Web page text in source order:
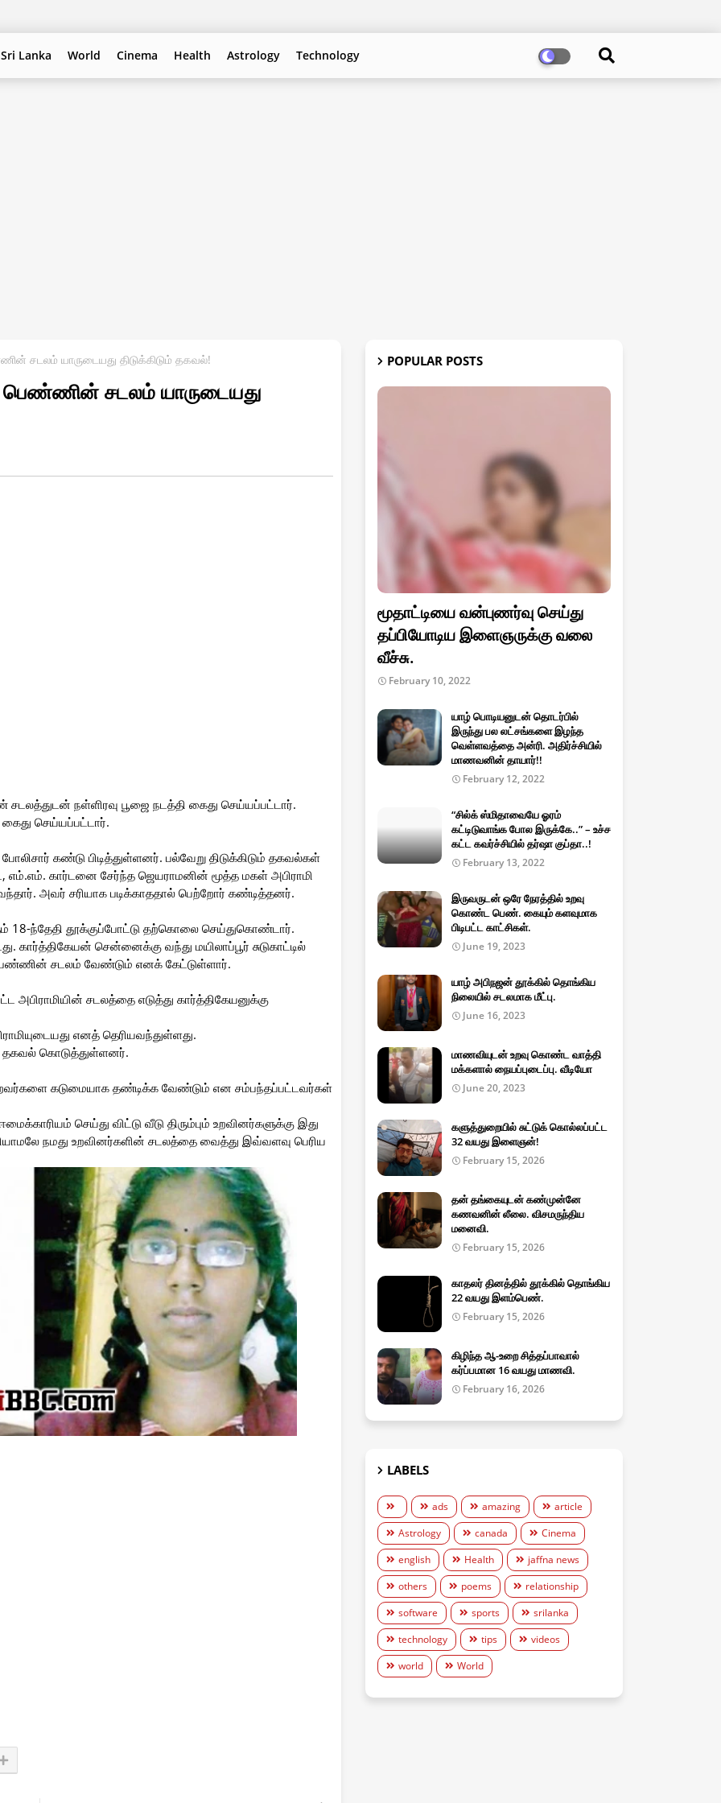
Sri Lanka World Cinema Health Astrology Technology
சடலம் யாருடையது திடுக்கிடும் தகவல்!
பெண்ணின் சடலம் யாருடையது
நள்ளிரவு பூஜை நடத்தி கைது செய்யப்பட்டார்.
செய்யப்பட்டார்.
கண்டு பிடித்துள்ளனர். பல்வேறு திடுக்கிடும் தகவல்கள்
கார்டனை சேர்ந்த ஜெயராமனின் மூத்த மகள் அபிராமி
அவர் சரியாக படிக்காததால் பெற்றோர் கண்டித்தனர்.
18-ந்தேதி தூக்குப்போட்டு தற்கொலை செய்துகொண்டார்.
கார்த்திகேயன் சென்னைக்கு வந்து மயிலாப்பூர் சுடுகாட்டில்
சடலம் வேண்டும் எனக் கேட்டுள்ளார்.
அபிராமியின் சடலத்தை எடுத்து கார்த்திகேயனுக்கு
எனத் தெரியவந்துள்ளது.
தகவல் கொடுத்துள்ளனர்.
கடுமையாக தண்டிக்க வேண்டும் என சம்பந்தப்பட்டவர்கள்
செய்து விட்டு வீடு திரும்பும் உறவினர்களுக்கு இது
நமது உறவினர்களின் சடலத்தை வைத்து இவ்வளவு பெரிய
POPULAR POSTS
மூதாட்டியை வன்புணர்வு செய்து
தப்பியோடிய இளைஞருக்கு வலை
வீச்சு.
February 10, 2022
யாழ் பொடியனுடன் தொடர்பில்
இருந்து பல லட்சங்களை இழந்த
வெள்ளவத்தை அன்ரி. அதிர்ச்சியில்
மாணவனின் தாயார்!!
February 12, 2022
“சில்க் ஸ்மிதாவையே ஓரம்
கட்டிடுவாங்க போல இருக்கே..” – உச்ச
கட்ட கவர்ச்சியில் தர்ஷா குப்தா..!
February 13, 2022
இருவருடன் ஒரே நேரத்தில் உறவு
கொண்ட பெண். கையும் களவுமாக
பிடிபட்ட காட்சிகள்.
June 19, 2023
யாழ் அபிநஜன் தூக்கில் தொங்கிய
நிலையில் சடலமாக மீட்பு.
June 16, 2023
மாணவியுடன் உறவு கொண்ட வாத்தி
மக்களால் நையப்புடைப்பு. வீடியோ
June 20, 2023
களுத்துறையில் சுட்டுக் கொல்லப்பட்ட
32 வயது இளைஞன்!
February 15, 2026
தன் தங்கையுடன் கண்முன்னே
கணவனின் லீலை. விசமருந்திய
மனைவி.
February 15, 2026
காதலர் தினத்தில் தூக்கில் தொங்கிய
22 வயது இளம்பெண்.
February 15, 2026
கிழிந்த ஆ-உறை சித்தப்பாவால்
கர்ப்பமான 16 வயது மாணவி.
February 16, 2026
LABELS
ads amazing
article
Astrology
canada
Cinema
english
Health
jaffna news
others
poems
relationship
software
sports
srilanka
technology
tips
videos
world
World